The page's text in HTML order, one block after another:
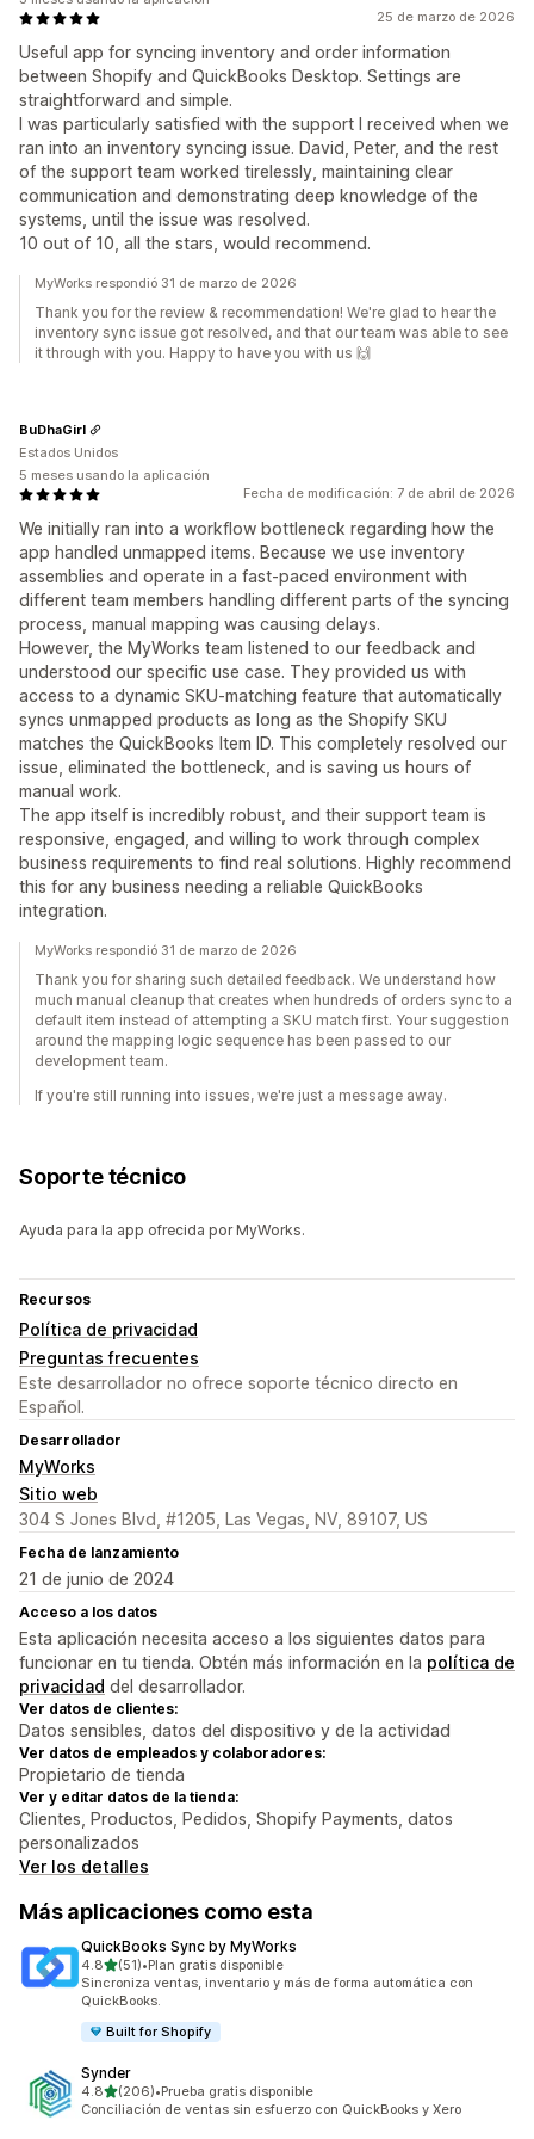
25 de marzo de 2026
Useful app for syncing inventory and order information
between Shopify and QuickBooks Desktop. Settings are
straightforward and simple.
I was particularly satisfied with the support I received when we
ran into an inventory syncing issue. David, Peter, and the rest
of the support team worked tirelessly, maintaining clear
communication and demonstrating deep knowledge of the
systems, until the issue was resolved.
10 out of 10, all the stars, would recommend.
MyWorks respondió 31 de marzo de 2026
Thank you for the review & recommendation! We're glad to hear the
inventory sync issue got resolved, and that our team was able to see
it through with you. Happy to have you with us 🙌
Fecha de modificación: 7 de abril de 2026
We initially ran into a workflow bottleneck regarding how the
app handled unmapped items. Because we use inventory
assemblies and operate in a fast-paced environment with
different team members handling different parts of the syncing
process, manual mapping was causing delays.
However, the MyWorks team listened to our feedback and
understood our specific use case. They provided us with
access to a dynamic SKU-matching feature that automatically
syncs unmapped products as long as the Shopify SKU
matches the QuickBooks Item ID. This completely resolved our
issue, eliminated the bottleneck, and is saving us hours of
manual work.
The app itself is incredibly robust, and their support team is
responsive, engaged, and willing to work through complex
business requirements to find real solutions. Highly recommend
this for any business needing a reliable QuickBooks
integration.
BuDhaGirl
Estados Unidos
5 meses usando la aplicación
MyWorks respondió 31 de marzo de 2026
Thank you for sharing such detailed feedback. We understand how
much manual cleanup that creates when hundreds of orders sync to a
default item instead of attempting a SKU match first. Your suggestion
around the mapping logic sequence has been passed to our
development team.
If you're still running into issues, we're just a message away.
Soporte técnico
Ayuda para la app ofrecida por MyWorks.
Recursos
Política de privacidad
Preguntas frecuentes
Este desarrollador no ofrece soporte técnico directo en
Español.
Desarrollador
MyWorks
Sitio web
304 S Jones Blvd, #1205, Las Vegas, NV, 89107, US
Fecha de lanzamiento
21 de junio de 2024
Acceso a los datos
Esta aplicación necesita acceso a los siguientes datos para
funcionar en tu tienda. Obtén más información en la política de
privacidad del desarrollador.
Ver datos de clientes:
Datos sensibles, datos del dispositivo y de la actividad
Ver datos de empleados y colaboradores:
Propietario de tienda
Ver y editar datos de la tienda:
Clientes, Productos, Pedidos, Shopify Payments, datos
personalizados
Ver los detalles
Más aplicaciones como esta
QuickBooks Sync by MyWorks
4.8de 5 estrellas
(51)
51 reseñas en total
•Plan gratis disponible
Sincroniza ventas, inventario y más de forma automática con
QuickBooks.
Built for Shopify
Synder
4.8de 5 estrellas
(206)
206 reseñas en total
•Prueba gratis disponible
Conciliación de ventas sin esfuerzo con QuickBooks y Xero